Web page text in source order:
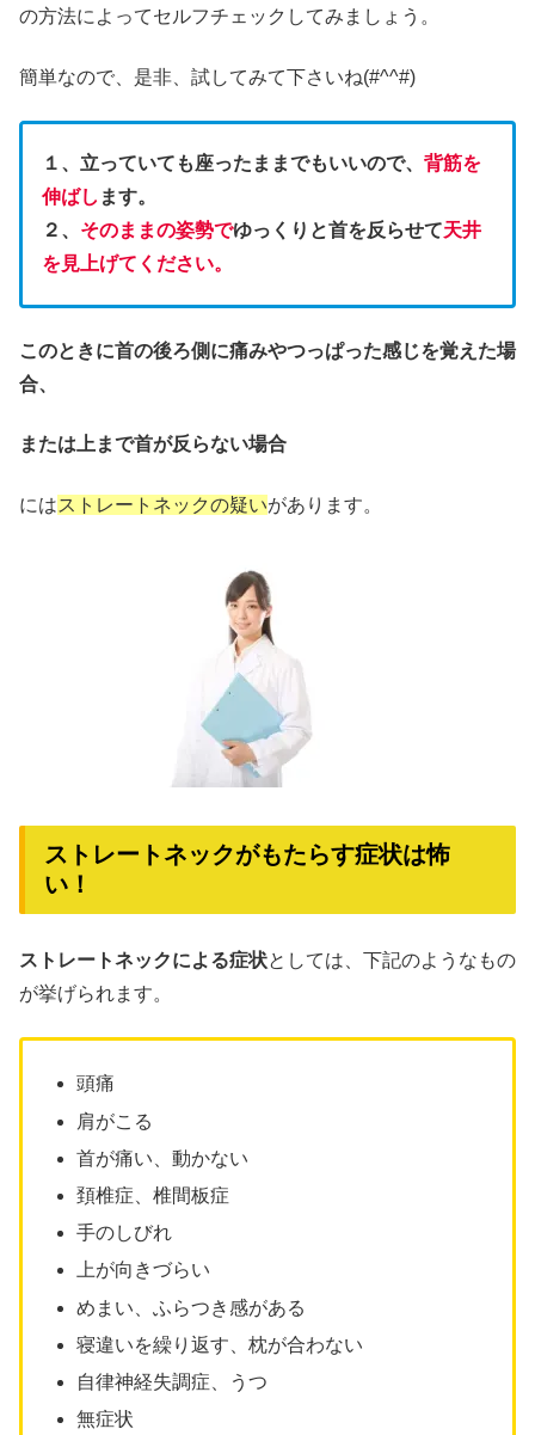
の方法によってセルフチェックしてみましょう。
簡単なので、是非、試してみて下さいね(#^^#)
１、立っていても座ったままでもいいので、 背筋を
伸ばし ます。
２、 そのままの姿勢でゆっくりと首を反らせて天井
を見上げてください。
このときに首の後ろ側に痛みやつっぱった感じを覚えた場
合、
または上まで首が反らない場合
にはストレートネックの疑いがあります。
ストレートネックがもたらす症状は怖
い！
ストレートネックによる症状としては、下記のようなもの
が挙げられます。
頭痛
肩がこる
首が痛い、動かない
頚椎症、椎間板症
手のしびれ
上が向きづらい
めまい、ふらつき感がある
寝違いを繰り返す、枕が合わない
自律神経失調症、うつ
無症状